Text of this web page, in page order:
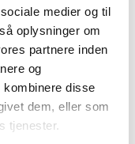
medier og til
oplysninger om
partnere inden
og
kombinere disse
dem, eller som
tjenester.
ledig pr. 1.
i